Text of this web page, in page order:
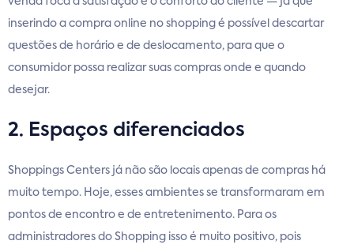
inserindo a compra online no shopping é possível descartar
questões de horário e de deslocamento, para que o
consumidor possa realizar suas compras onde e quando
desejar.
2. Espaços diferenciados
Shoppings Centers já não são locais apenas de compras há
muito tempo. Hoje, esses ambientes se transformaram em
pontos de encontro e de entretenimento. Para os
administradores do Shopping isso é muito positivo, pois